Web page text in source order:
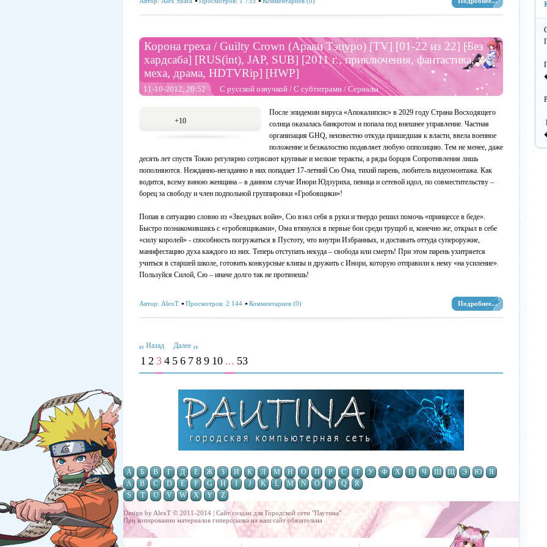
Корона греха / Guilty Crown (Араки Тэцуро) [TV] [01-22 из 22] [Без
хардсаба] [RUS(int), JAP, SUB] [2011 г., приключения, фантастика,
меха, драма, HDTVRip] [HWP]
11-10-2012, 20:52 С русской озвучкой / С субтитрами / Сериалы
+10
После эпидемии вируса «Апокалипсис» в 2029 году Страна Восходящего
солнца оказалась банкротом и попала под внешнее управление. Частная
организация GHQ, неизвестно откуда пришедшая к власти, ввела военное
положение и безжалостно подавляет любую оппозицию. Тем не менее, даже
десять лет спустя Токио регулярно сотрясают крупные и мелкие теракты, а ряды борцов Сопротивления лишь
пополняются. Нежданно-негаданно в них попадает 17-летний Сю Ома, тихий парень, любитель видеомонтажа. Как
водится, всему виною женщина – в данном случае Инори Юдзуриха, певица и сетевой идол, по совместительству –
борец за свободу и член подпольной группировки «Гробовщики»!
Попав в ситуацию словно из «Звездных войн», Сю взял себя в руки и твердо решил помочь «принцессе в беде».
Быстро познакомившись с «гробовщиками», Ома втянулся в первые бои среди трущоб и, конечно же, открыл в себе
«силу королей» - способность погружаться в Пустоту, что внутри Избранных, и доставать оттуда супероружие,
манифестацию духа каждого из них. Теперь отступать некуда – свобода или смерть! При этом парень ухитряется
учиться в старшей школе, готовить конкурсные клипы и дружить с Инори, которую отправили к нему «на усиление».
Пользуйся Силой, Сю – иначе долго так не протянешь!
Подробнее...
Автор: AlexT Просмотров: 2 144 Комментариев (0)
Назад Далее
1 2 3 4 5 6 7 8 9 10 ... 53
А Б В Г Д Е Ж З И К Л М Н О П Р С Т У Ф Х Ц Ч Ш Щ Э Ю
Я
A
B C D E F G H I J K L M N O P Q
R
S
T U V W X Y Z
Design by AlexT © 2011-2014 | Сайт создан для Городской сети "Паутина"
При копировании материалов гиперссылка на наш сайт обязательна
Design by AlexT